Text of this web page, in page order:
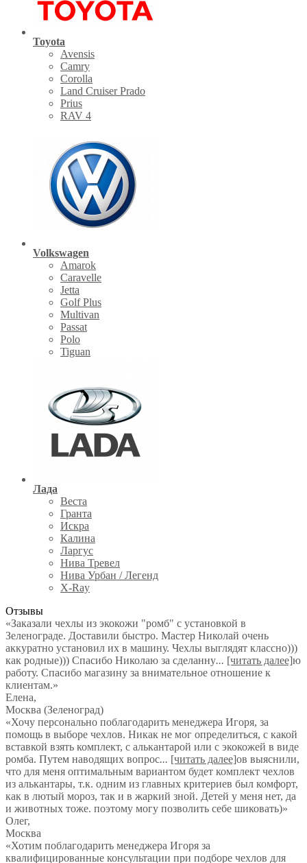
Toyota
Avensis
Camry
Corolla
Land Cruiser Prado
Prius
RAV 4
Volkswagen
Amarok
Caravelle
Jetta
Golf Plus
Multivan
Passat
Polo
Tiguan
Лада
Веста
Гранта
Искра
Калина
Ларгус
Нива Тревел
Нива Урбан / Легенд
X-Ray
Отзывы
«Заказали чехлы из экокожи "ромб" с установкой в
Зеленограде. Доставили быстро. Мастер Николай очень
аккуратно установил их в машину. Чехлы выглядят классно)))
как родные))) Спасибо Николаю за сделанну... [читать далее]ю
работу. Спасибо магазину за внимательное отношение к
клиентам.»
Елена,
Москва (Зеленоград)
«Хочу персонально поблагодарить менеджера Игоря, за
помощь в выборе чехлов. Никак не мог определиться, с какой
вставкой взять комплект, с алькантарой или с экокожей в виде
ромба. Путем наводящих вопрос... [читать далее]ов выяснили,
что для меня оптимальным вариантом будет комплект чехлов
из алькантары, т.к. одним из главных критериев был комфорт,
как в лютый мороз, так и в жаркий зной. Детей у меня нет, да
и животных тоже. поэтому могу позволить себе шиковать)»
Олег,
Москва
«Хотим поблагодарить менеджера Игоря за
квалифицированные консультации при подборе чехлов для